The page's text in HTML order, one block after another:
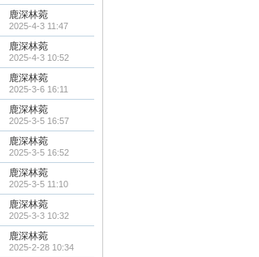
鹿深林菀
2025-4-3 11:47
鹿深林菀
2025-4-3 10:52
鹿深林菀
2025-3-6 16:11
鹿深林菀
2025-3-5 16:57
鹿深林菀
2025-3-5 16:52
鹿深林菀
2025-3-5 11:10
鹿深林菀
2025-3-3 10:32
鹿深林菀
2025-2-28 10:34